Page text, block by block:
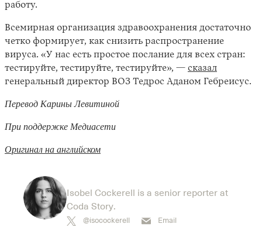
работу.
Всемирная организация здравоохранения достаточно
четко формирует, как снизить распространение
вируса. «У нас есть простое послание для всех стран:
тестируйте, тестируйте, тестируйте», — сказал
генеральный директор ВОЗ Тедрос Аданом Гебреисус.
Перевод Карины Левитиной
При поддержке Медиасети
Оригинал на английском
Isobel Cockerell is a senior reporter at
Coda Story.
@isocockerell Email